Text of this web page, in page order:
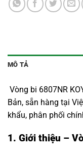
MÔ TẢ
Vòng bi 6807NR
Bản, sẵn hàng tại
khẩu, phân phối
1. Giới thiệu –